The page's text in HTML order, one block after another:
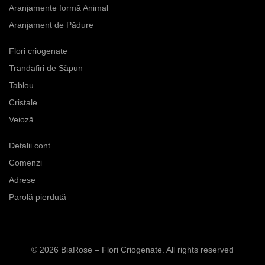
Aranjamente formă Animal
Aranjament de Pădure
Flori criogenate
Trandafiri de Săpun
Tablou
Cristale
Veioză
Detalii cont
Comenzi
Adrese
Parolă pierdută
© 2026 BiaRose – Flori Criogenate . All rights reserved